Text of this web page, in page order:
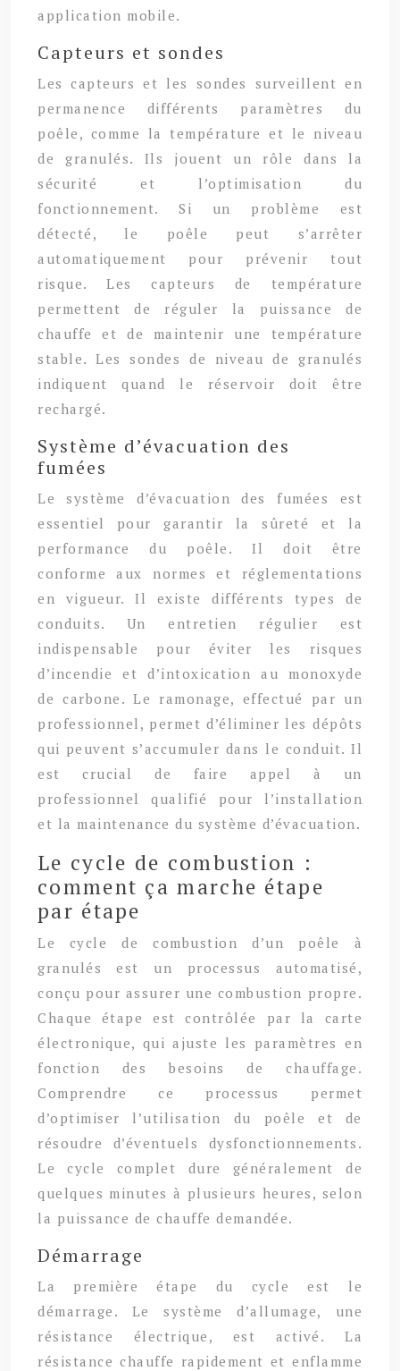
application mobile.
Capteurs et sondes
Les capteurs et les sondes surveillent en
permanence différents paramètres du
poêle, comme la température et le niveau
de granulés. Ils jouent un rôle dans la
sécurité et l’optimisation du
fonctionnement. Si un problème est
détecté, le poêle peut s’arrêter
automatiquement pour prévenir tout
risque. Les capteurs de température
permettent de réguler la puissance de
chauffe et de maintenir une température
stable. Les sondes de niveau de granulés
indiquent quand le réservoir doit être
rechargé.
Système d’évacuation des
fumées
Le système d’évacuation des fumées est
essentiel pour garantir la sûreté et la
performance du poêle. Il doit être
conforme aux normes et réglementations
en vigueur. Il existe différents types de
conduits. Un entretien régulier est
indispensable pour éviter les risques
d’incendie et d’intoxication au monoxyde
de carbone. Le ramonage, effectué par un
professionnel, permet d’éliminer les dépôts
qui peuvent s’accumuler dans le conduit. Il
est crucial de faire appel à un
professionnel qualifié pour l’installation
et la maintenance du système d’évacuation.
Le cycle de combustion :
comment ça marche étape
par étape
Le cycle de combustion d’un poêle à
granulés est un processus automatisé,
conçu pour assurer une combustion propre.
Chaque étape est contrôlée par la carte
électronique, qui ajuste les paramètres en
fonction des besoins de chauffage.
Comprendre ce processus permet
d’optimiser l’utilisation du poêle et de
résoudre d’éventuels dysfonctionnements.
Le cycle complet dure généralement de
quelques minutes à plusieurs heures, selon
la puissance de chauffe demandée.
Démarrage
La première étape du cycle est le
démarrage. Le système d’allumage, une
résistance électrique, est activé. La
résistance chauffe rapidement et enflamme